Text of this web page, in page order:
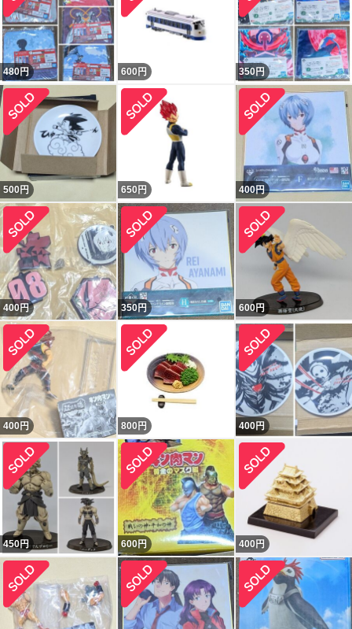
480円 600 円 350円
500円 650 円 400円
400円 350円 600円
400円 800 円 400円
450円 600円 400 円